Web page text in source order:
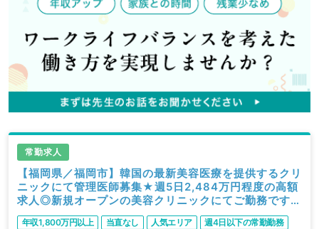
常勤求人
【福岡県／福岡市】韓国の最新美容医療を提供するクリ
ニックにて管理医師募集★週5日2,484万円程度の高額
求人◎新規オープンの美容クリニックにてご勤務です
（美容皮膚科／常勤）
年収1,800万円以上 当直なし 人気エリア
週4日以下の常勤勤務